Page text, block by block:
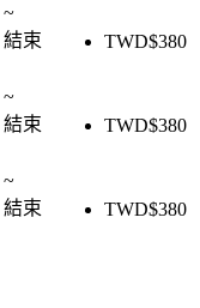
~
結束
TWD$380
~
結束
TWD$380
~
結束
TWD$380